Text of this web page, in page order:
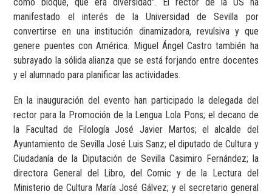
manifestado el interés de la Universidad de Sevilla por
convertirse en una institución dinamizadora, revulsiva y que
genere puentes con América. Miguel Ángel Castro también ha
subrayado la sólida alianza que se está forjando entre docentes
y el alumnado para planificar las actividades.
En la inauguración del evento han participado la delegada del
rector para la Promoción de la Lengua Lola Pons; el decano de
la Facultad de Filología José Javier Martos; el alcalde del
Ayuntamiento de Sevilla José Luis Sanz; el diputado de Cultura y
Ciudadanía de la Diputación de Sevilla Casimiro Fernández; la
directora General del Libro, del Comic y de la Lectura del
Ministerio de Cultura María José Gálvez; y el secretario general